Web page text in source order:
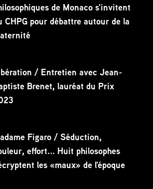
de Monaco s'invitent
CHPG pour débattre autour de la
/ Entretien avec Jean-
Brenet, lauréat du Prix
Figaro / Séduction,
effort... Huit philosophes
les «maux» de l'époque